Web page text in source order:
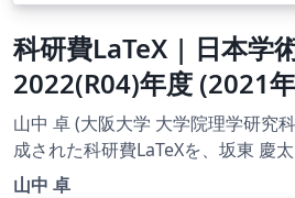
科研費LaTeX | 日本学
2022(R04)年度 (2021
2021(R03)年度 研究活
| 021.03.05
山中 卓 (大阪大学 大学院理学研究
成された科研費LaTeXを、坂東 慶
承を得てテンプレート登録しています。 詳細はこ
山中 卓